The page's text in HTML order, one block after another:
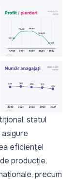
statul
eficienței
producție,
precum